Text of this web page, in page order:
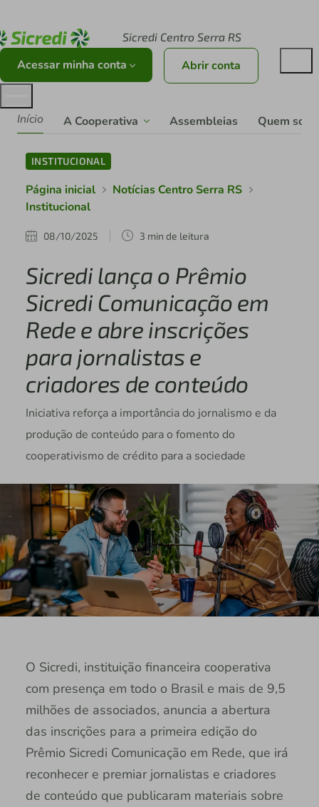
Sicredi Centro Serra RS
Acessar minha conta Abrir conta
Início A Cooperativa Assembleias Quem
INSTITUCIONAL
Página inicial
Notícias Centro Serra RS
Institucional
08/10/2025 3 min de leitura
Sicredi lança o Prêmio
Sicredi Comunicação em
Rede e abre inscrições
para jornalistas e
criadores de conteúdo
Iniciativa reforça a importância do jornalismo e da
produção de conteúdo para o fomento do
cooperativismo de crédito para a sociedade
O Sicredi, instituição financeira cooperativa
com presença em todo o Brasil e mais de 9,5
milhões de associados, anuncia a abertura
das inscrições para a primeira edição do
Prêmio Sicredi Comunicação em Rede, que irá
reconhecer e premiar jornalistas e criadores
de conteúdo que publicaram materiais sobre